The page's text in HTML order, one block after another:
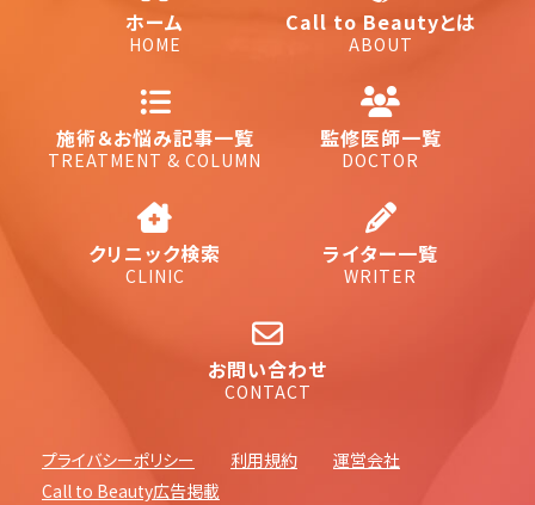
ホーム
HOME
Call to Beautyとは
ABOUT
施術＆お悩み記事一覧
TREATMENT & COLUMN
監修医師一覧
DOCTOR
クリニック検索
CLINIC
ライター一覧
WRITER
お問い合わせ
CONTACT
プライバシーポリシー 利用規約
運営会社
Call to Beauty広告掲載